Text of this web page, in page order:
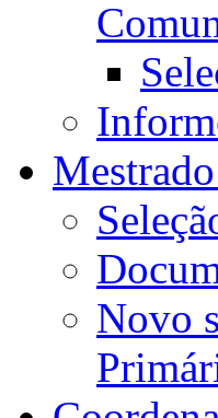
Novo